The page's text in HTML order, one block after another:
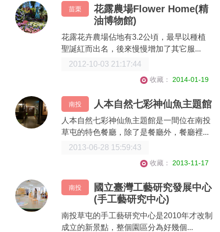
苗栗
花露農場Flower Home(精
油博物館)
花露花卉農場佔地有3.2公頃，最早以種植
聖誕紅而出名，後來慢慢增加了其它服...
2012-10-03 21:17:44
收藏： 2014-01-19
南投 人本自然七彩神仙魚主題館
人本自然七彩神仙魚主題館是一間位在南投
草屯的特色餐廳，除了是餐廳外，餐廳裡...
2013-06-28 15:59:43
收藏： 2013-11-17
南投
國立臺灣工藝研究發展中心‎
(手工藝研究中心)
南投草屯的手工藝研究中心是2010年才改制
成立的新景點，整個園區分為好幾個...